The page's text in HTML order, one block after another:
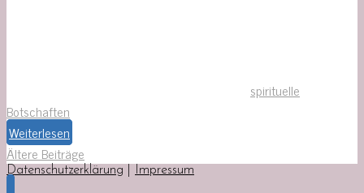
spirituelle
Botschaften
Weiterlesen
Ältere Beiträge
Datenschutzerklärung Impressum